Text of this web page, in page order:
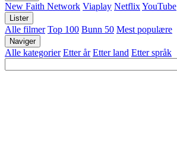
New Faith Network Viaplay NetflixYouTube
Lister
Alle filmer Top 100 Bunn 50 Mest populære
Naviger
Alle kategorier Etter år Etter land Etter språk